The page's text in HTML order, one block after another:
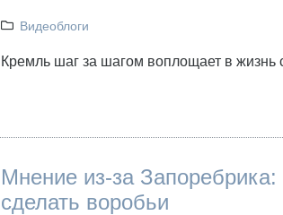
Видеоблоги
Кремль шаг за шагом воплощает в жизнь
Мнение из-за Запоребрика:
сделать воробьи